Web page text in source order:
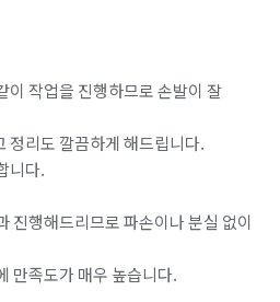
이 작업을 진행하므로 손발이 잘
정리도 깔끔하게 해드립니다.
니다.
진행해드리므로 파손이나 분실 없이
만족도가 매우 높습니다.